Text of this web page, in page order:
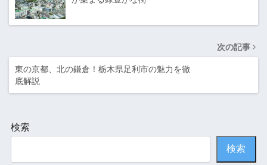
次の記事
東の京都、北の鎌倉！栃木県足利市の魅力を徹
底解説
検索
検索